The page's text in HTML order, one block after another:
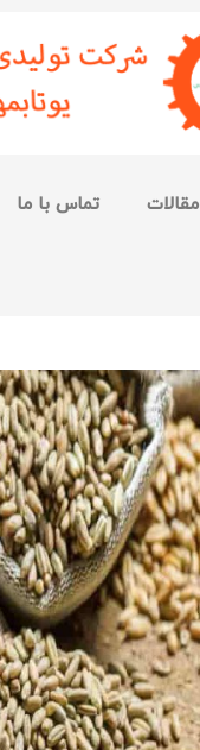
مقالات تماس با ما